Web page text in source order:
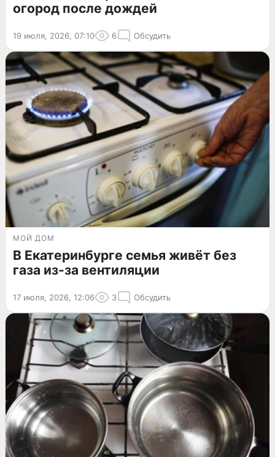
огород после дождей
19 июля, 2026, 07:10 6 Обсудить
МОЙ ДОМ
В Екатеринбурге семья живёт без
газа из-за вентиляции
17 июля, 2026, 12:06 3 Обсудить